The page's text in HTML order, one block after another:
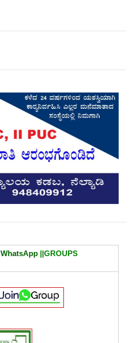
WhatsApp||GROUPS